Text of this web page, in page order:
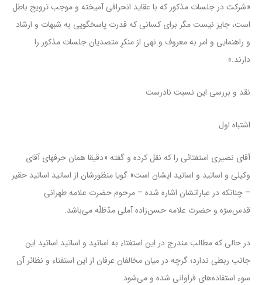
«شرکت در جلسات مذکور که با عقاید انحرافی آمیخته و موجب ترویج باطل
است، جایز نیست مگر برای کسانی که قدرت پاسخگویی به شبهات و ارشاد
و راهنمایی و امر به معروف و نهی از منکرِ متصدیان جلسات مذکور را
دارند.»
نقد و بررسی این نسبت نادرست
اشتباه اول
آقای نصیری استفتائی را که نقل کرده و گفته «دقیقا همان حرفهای آقای
وکیلی و اساتید و اساتید ایشان است» گویا منظورشان از اساتید اساتید حقیر
– چنانکه در عباراتشان اشاره شده – مرحوم حضرت علامه طهرانی
قدس‌سرّه و حضرت علامه حسن‌زاده آملی مدّظلّه می‌باشد.
در حالی‌ که مطالب مندرج در این استفتاء به اساتید و اساتید اساتید این
جانب ربطی ندارد؛ گرچه در میان مخالفان عرفان از این استفتاء و نظائر آن
سوء استفاده‌های فراوانی شده و می‌شود.